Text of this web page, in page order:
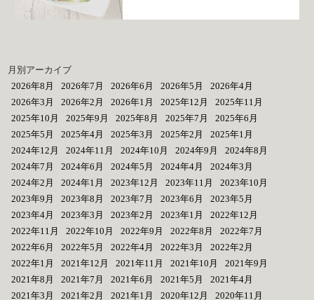
月別アーカイブ
2026年8月
2026年7月 2026年6月 2026年5月
2026年4月
2026年3月
2026年2月 2026年1月 2025年12月
2025年11月
2025年10月
2025年9月 2025年8月 2025年7月
2025年6月
2025年5月
2025年4月 2025年3月 2025年2月
2025年1月
2024年12月
2024年11月 2024年10月 2024年9月
2024年8月
2024年7月
2024年6月 2024年5月 2024年4月
2024年3月
2024年2月
2024年1月 2023年12月 2023年11月
2023年10月
2023年9月
2023年8月 2023年7月 2023年6月
2023年5月
2023年4月
2023年3月 2023年2月 2023年1月
2022年12月
2022年11月
2022年10月 2022年9月 2022年8月
2022年7月
2022年6月
2022年5月 2022年4月 2022年3月
2022年2月
2022年1月
2021年12月 2021年11月 2021年10月
2021年9月
2021年8月
2021年7月 2021年6月 2021年5月
2021年4月
2021年3月
2021年2月 2021年1月 2020年12月 2020年11月